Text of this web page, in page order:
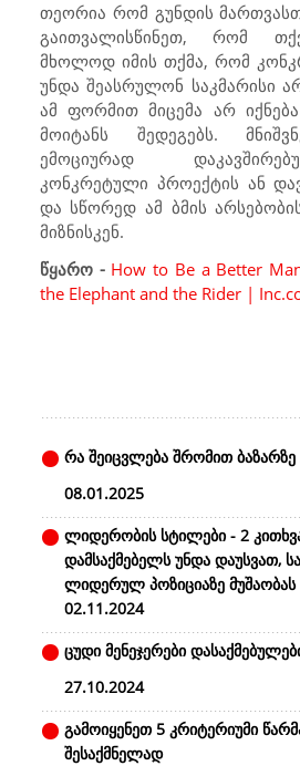
თეორია რომ გუნდის
გაითვალისწინეთ, რომ
მხოლოდ იმის თქმა, რომ
უნდა შეასრულონ საკმარისი
ამ ფორმით მიცემა არ
მოიტანს შედეგებს.
ემოციურად
კონკრეტული პროექტის ან
და სწორედ ამ ბმის
მიზნისკენ.
წყარო - How to Be a Better
the Elephant and the Rider |
რა შეიცვლება შრომით
08.01.2025
ლიდერობის სტილები - 2
დამსაქმებელს უნდა დაუსვათ,
ლიდერულ პოზიციაზე მუშაობას
02.11.2024
ცუდი მენეჯერები
27.10.2024
გამოიყენეთ 5 კრიტერიუმი
შესაქმნელად